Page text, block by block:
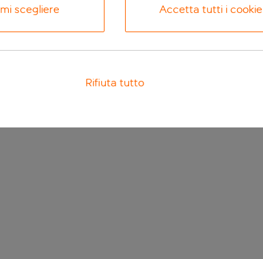
scegliere Accetta tutti i cookie
Rifiuta tutto